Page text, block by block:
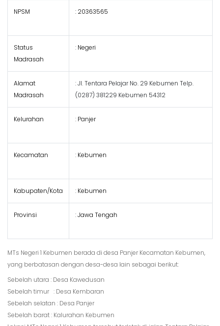
NPSM : 20363565
Status
Madrasah
: Negeri
Alamat
Madrasah
: Jl. Tentara Pelajar No. 29 Kebumen Telp.
(0287) 381229 Kebumen 54312
Kelurahan : Panjer
Kecamatan : Kebumen
Kabupaten/Kota : Kebumen
Provinsi :Jawa Tengah
MTs Negeri 1 Kebumen berada di desa Panjer Kecamatan Kebumen,
yang berbatasan dengan desa-desa lain sebagai berikut:
Sebelah utara : Desa Kawedusan
Sebelah timur : Desa Kembaran
Sebelah selatan : Desa Panjer
Sebelah barat : Kalurahan Kebumen